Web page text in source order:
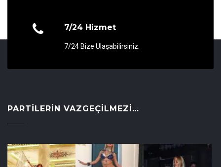
7/24 Hizmet
7/24 Bize Ulaşabilirsiniz.
PARTILERIN VAZGEÇILMEZI…